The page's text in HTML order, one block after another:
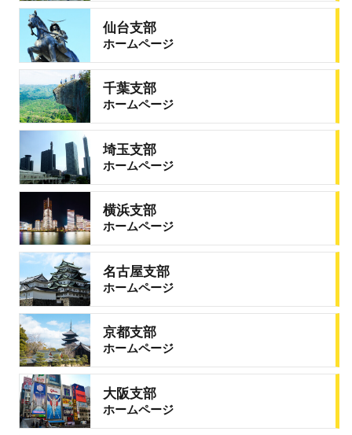
仙台支部
ホームページ
千葉支部
ホームページ
埼玉支部
ホームページ
横浜支部
ホームページ
名古屋支部
ホームページ
京都支部
ホームページ
大阪支部
ホームページ